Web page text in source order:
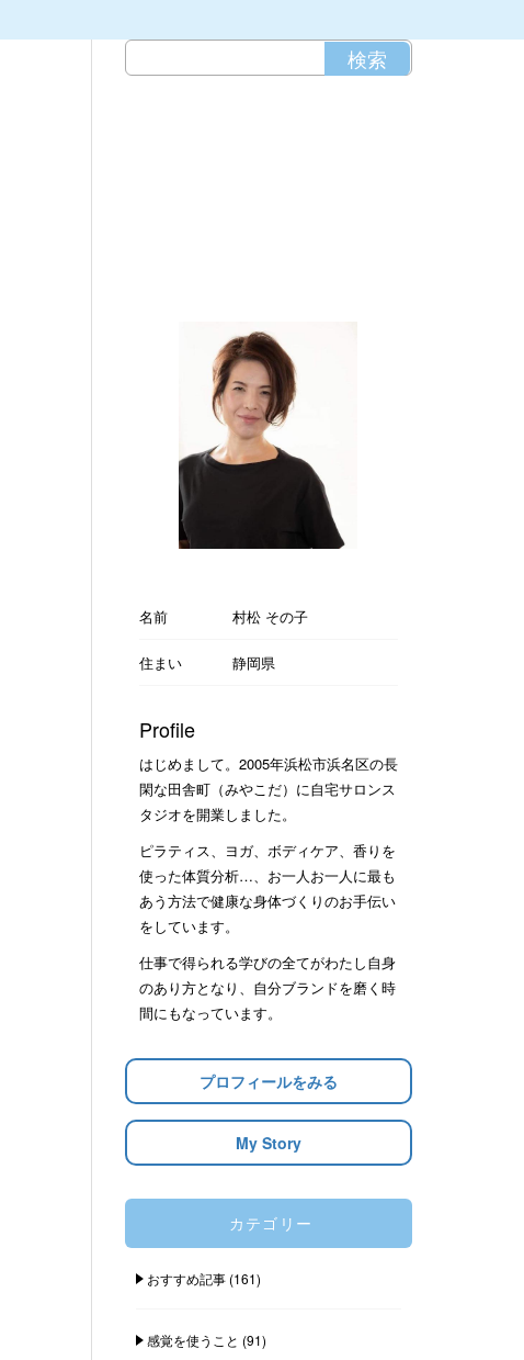
名前 村松 その子
住まい 静岡県
Profile
はじめまして。2005年浜松市浜名区の長
閑な田舎町（みやこだ）に自宅サロンス
タジオを開業しました。
ピラティス、ヨガ、ボディケア、香りを
使った体質分析…、お一人お一人に最も
あう方法で健康な身体づくりのお手伝い
をしています。
仕事で得られる学びの全てがわたし自身
のあり方となり、自分ブランドを磨く時
間にもなっています。
プロフィールをみる
My Story
カテゴリー
おすすめ記事(161)
感覚を使うこと (91)